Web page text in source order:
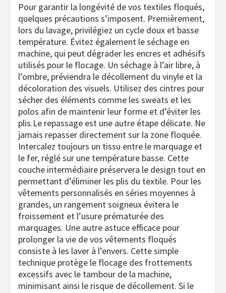
Pour garantir la longévité de vos textiles floqués,
quelques précautions s’imposent. Premièrement,
lors du lavage, privilégiez un cycle doux et basse
température. Évitez également le séchage en
machine, qui peut dégrader les encres et adhésifs
utilisés pour le flocage. Un séchage à l’air libre, à
l’ombre, préviendra le décollement du vinyle et la
décoloration des visuels. Utilisez des cintres pour
sécher des éléments comme les sweats et les
polos afin de maintenir leur forme et d’éviter les
plis.Le repassage est une autre étape délicate. Ne
jamais repasser directement sur la zone floquée.
Intercalez toujours un tissu entre le marquage et
le fer, réglé sur une température basse. Cette
couche intermédiaire préservera le design tout en
permettant d’éliminer les plis du textile. Pour les
vêtements personnalisés en séries moyennes à
grandes, un rangement soigneux évitera le
froissement et l’usure prématurée des
marquages. Une autre astuce efficace pour
prolonger la vie de vos vêtements floqués
consiste à les laver à l’envers. Cette simple
technique protège le flocage des frottements
excessifs avec le tambour de la machine,
minimisant ainsi le risque de décollement. Si le